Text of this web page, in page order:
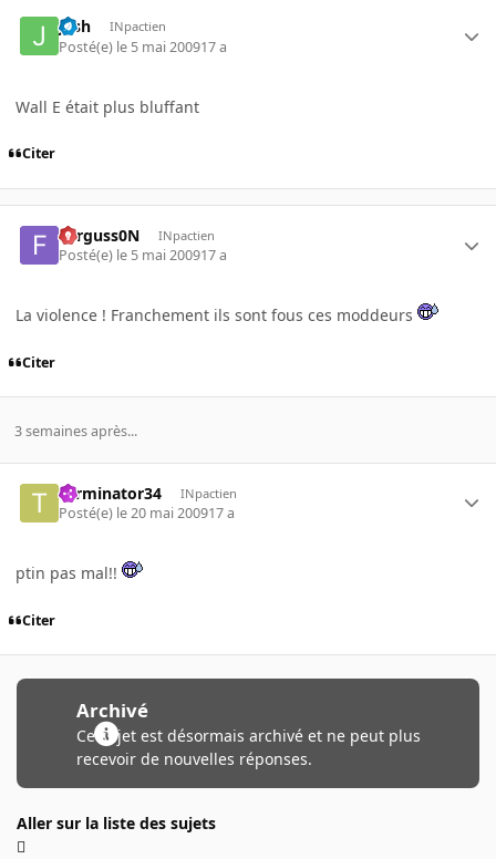
Jash INpactien
Posté(e) le 5 mai 200917 a
Wall E était plus bluffant
Citer
Ferguss0N INpactien
Posté(e) le 5 mai 200917 a
La violence ! Franchement ils sont fous ces moddeurs
Citer
3 semaines après...
Terminator34 INpactien
Posté(e) le 20 mai 200917 a
ptin pas mal!!
Citer
Archivé
Ce sujet est désormais archivé et ne peut plus
recevoir de nouvelles réponses.
Aller sur la liste des sujets